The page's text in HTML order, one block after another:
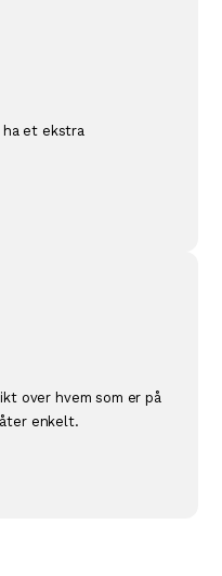
ha et ekstra
over hvem som er på
enkelt.